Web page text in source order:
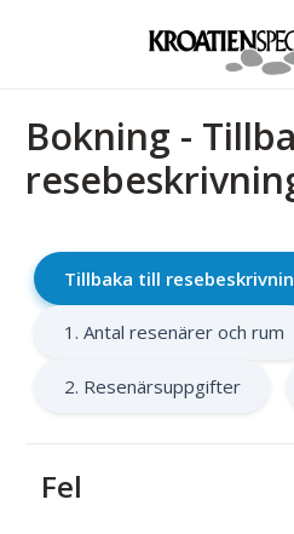
Bokning -
Tillbaka till
1. Antal resenärer och rum
2. Resenärsuppgifter
Fel